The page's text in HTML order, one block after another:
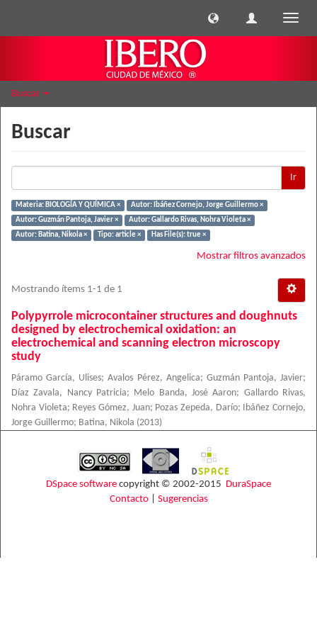
Buscar
Buscar
Ir
Materia: BIOLOGÍA Y QUÍMICA ×
Autor: Ibáñez Cornejo, Jorge Guillermo ×
Autor: Guzmán Pantoja, Javier ×
Autor: Gallardo Rivas, Nohra Violeta ×
Autor: Batina, Nikola ×
Tipo: article × Has File(s): true ×
Mostrar filtros avanzados
Mostrando ítems 1-1 de 1
Polypyrrole microcontainer structures and doughnuts
designed by electrochemical oxidation: an
electrochemical and scanning electron microscopy
study
Páramo García, Ulises;Avalos Pérez, Angelica; Guzmán Pantoja, Javier;
Díaz Zavala, Nancy Patricia; Melo Banda, José Aaron; Gallardo Rivas,
Nohra Violeta; Reyes Gómez, Juan; Pozas Zepeda, Darío;
Ibáñez Cornejo,
Jorge Guillermo; Batina, Nikola (2013)
DSpace software copyright © 2002-2015 DuraSpace
Contacto| Sugerencias